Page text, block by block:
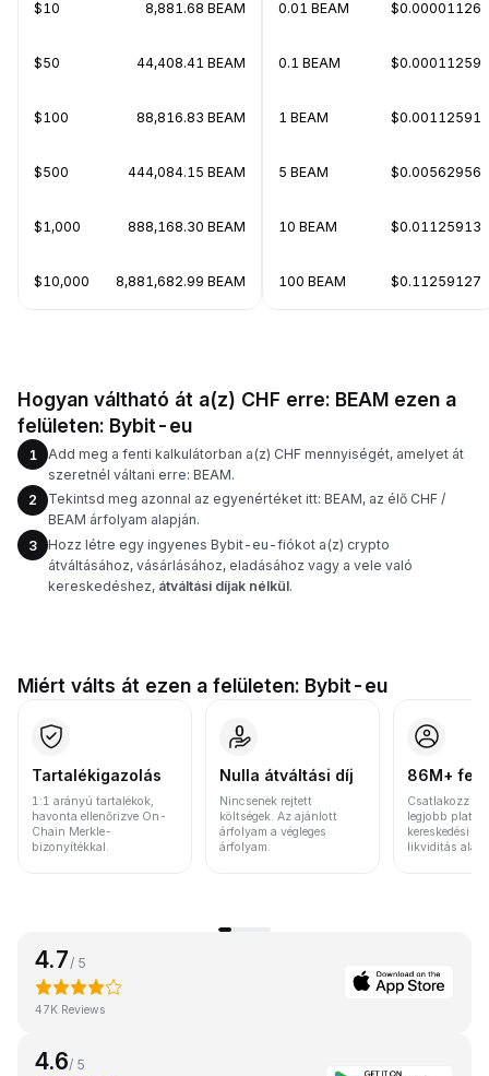
$10 8,881.68 BEAM
$50 44,408.41 BEAM
$100 88,816.83 BEAM
$500 444,084.15 BEAM
$1,000 888,168.30 BEAM
$10,000 8,881,682.99 BEAM
0.01 BEAM $0.00001126
0.1 BEAM $0.00011259
1 BEAM $0.00112591
5 BEAM $0.00562956
10 BEAM $0.01125913
100 BEAM $0.11259127
Hogyan váltható át a(z) CHF erre: BEAM ezen a
felületen: Bybit-eu
1
Add meg a fenti kalkulátorban a(z) CHF mennyiségét, amelyet át
szeretnél váltani erre: BEAM.
2
Tekintsd meg azonnal az egyenértéket itt: BEAM, az élő CHF /
BEAM árfolyam alapján.
3
Hozz létre egy ingyenes Bybit-eu-fiókot a(z) crypto
átváltásához, vásárlásához, eladásához vagy a vele való
kereskedéshez, átváltási díjak nélkül.
Miért válts át ezen a felületen: Bybit-eu
Tartalékigazolás
1:1 arányú tartalékok,
havonta ellenőrizve On-
Chain Merkle-
bizonyítékkal.
Nulla átváltási díj
Nincsenek rejtett
költségek. Az ajánlott
árfolyam a végleges
árfolyam.
86M+
Csatlakozz a
legjobb
kereskedési
likviditás
4.7 / 5
47K Reviews
4.6/ 5